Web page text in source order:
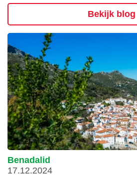
Bekijk blog
Benadalid
17.12.2024